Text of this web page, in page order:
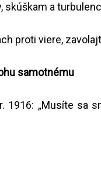
skúškam a
proti viere,
samotnému
1916: „Musíte sa